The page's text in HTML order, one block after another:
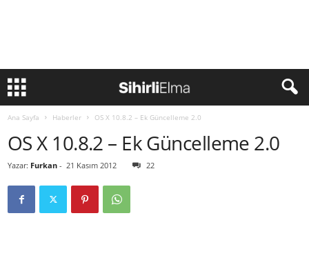
Ana Sayfa Haberler OS X 10.8.2 – Ek Güncelleme 2.0
OS X 10.8.2 – Ek Güncelleme 2.0
Yazar: Furkan - 21 Kasım 2012 22